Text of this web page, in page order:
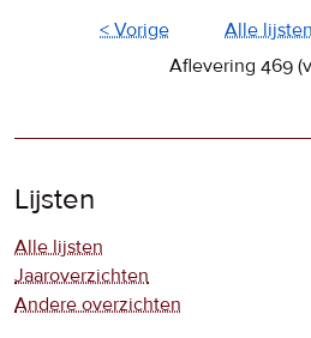
< Vorige Alle lijsten
Aflevering 469
Lijsten
Alle lijsten
Jaaroverzichten
Andere overzichten